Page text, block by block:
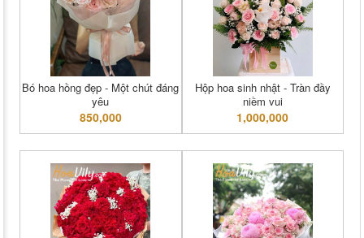
Bó hoa hồng đẹp - Một chút đáng
yêu
850,000
Hộp hoa sinh nhật - Tràn đầy
niềm vui
1,000,000